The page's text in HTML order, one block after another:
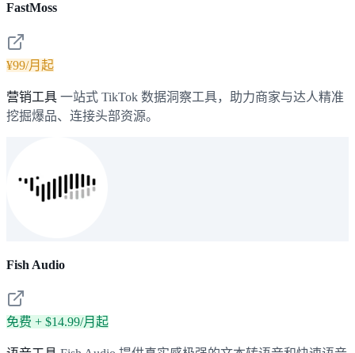
FastMoss
¥99/月起
营销工具 一站式 TikTok 数据洞察工具，助力商家与达人精准
挖掘爆品、连接头部资源。
Fish Audio
免费 + $14.99/月起